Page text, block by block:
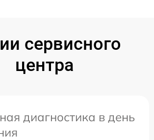
сервисного
центра
диагностика в день